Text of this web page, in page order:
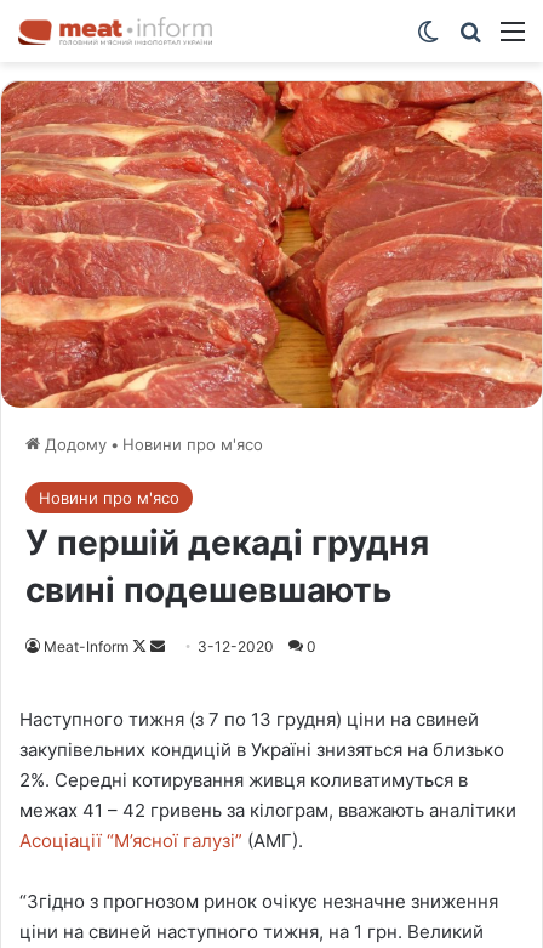
Switch skin
Додому • Новини про м'ясо
Новини про м'ясо
У першій декаді грудня
свині подешевшають
Meat-Inform
F
o
w
o
n
a
n
e
m
i
l
3-12-2020 0
Наступного тижня (з 7 по 13 грудня) ціни на свиней
закупівельних кондицій в Україні знизяться на близько
2%. Середні котирування живця коливатимуться в
межах 41 – 42 гривень за кілограм, вважають аналітики
Асоціації “М’ясної галузі” (АМГ).
“Згідно з прогнозом ринок очікує незначне зниження
ціни на свиней наступного тижня, на 1 грн. Великий